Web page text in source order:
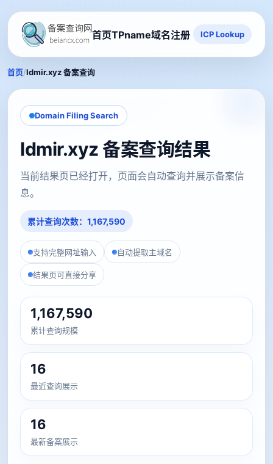
首页TPname域名注册 ICP Lookup
首页/ldmir.xyz 备案查询
Domain Filing Search
ldmir.xyz 备案查询结果
当前结果页已经打开，页面会自动查询并展示备案信
息。
累计查询次数：1,167,590
支持完整网址输入 自动提取主域名
结果页可直接分享
1,167,590
累计查询规模
16
最近查询展示
16
最新备案展示